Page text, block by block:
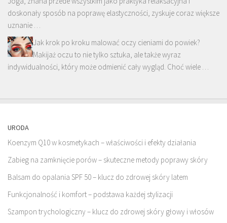
doskonały sposób na poprawę elastyczności, zyskuje coraz większe
uznanie …
Jak krok po kroku malować oczy cieniami do powiek?
Makijaż oczu to nie tylko sztuka, ale także wyraz
indywidualności, który może odmienić cały wygląd. Choć wiele …
URODA
Koenzym Q10 w kosmetykach – właściwości i efekty działania
Zabieg na zamknięcie porów – skuteczne metody poprawy skóry
Balsam do opalania SPF 50 – klucz do zdrowej skóry latem
Funkcjonalność i komfort – podstawa każdej stylizacji
Szampon trychologiczny – klucz do zdrowej skóry głowy i włosów